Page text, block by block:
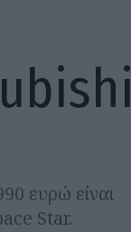
ευρώ είναι
Star.